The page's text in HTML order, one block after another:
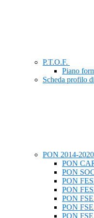
P.T.O.F.
Piano
Scheda profilo
PON 2014-
PON
PON
PON
PON
PON
PON
PON